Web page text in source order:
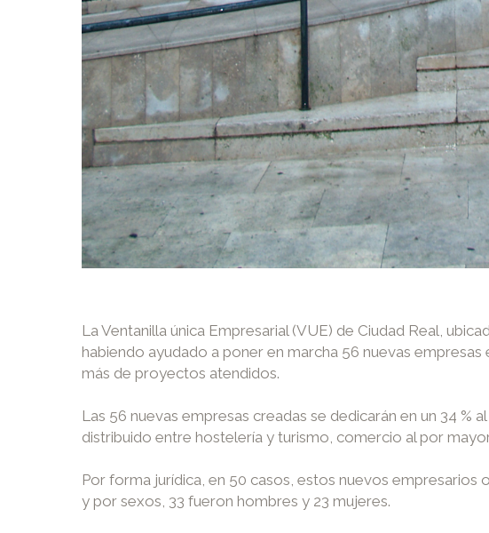
La Ventanilla única Empresarial (VUE) de Ciudad Real,
habiendo ayudado a poner en marcha 56 nuevas empresas
más de proyectos atendidos.
Las 56 nuevas empresas creadas se dedicarán en un 34 %
distribuido entre hostelería y turismo, comercio al por
Por forma jurídica, en 50 casos, estos nuevos
y por sexos, 33 fueron hombres y 23 mujeres.